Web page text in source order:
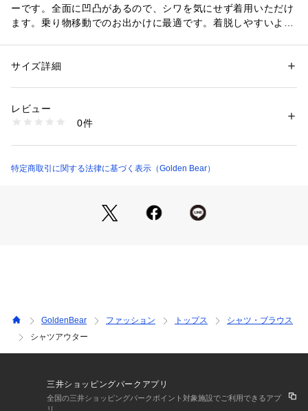
ーです。全面に凹凸があるので、シワを気にせず着用いただけ
ます。乗り物移動でのお出かけに最適です。着脱しやすいよう
性別：メンズ
素材：綿 97％
生産国：ミャンマー製
1102000000216
サイズ詳細
レビュー
0件
特定商取引に関する法律に基づく表示（Golden Bear）
GoldenBear ファッション トップス
シャツ・ブラウス
シャツアウター
三井ショッピングパークアプリ
全国の三井ショッピングパークポイント対象施設でご利用できるアプ
リ